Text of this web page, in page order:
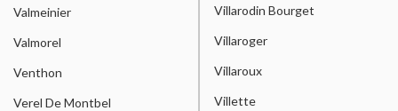
Valmeinier
Valmorel
Venthon
Verel De Montbel
Villarodin Bourget
Villaroger
Villaroux
Villette